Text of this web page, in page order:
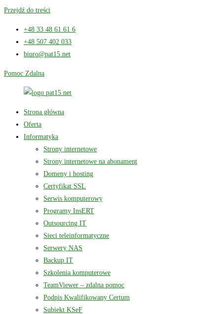
Przejdź do treści
+48 33 48 61 61 6
+48 507 402 033
biuro@pat15.net
Pomoc Zdalna
Strona główna
Oferta
Informatyka
Strony internetowe
Strony internetowe na abonament
Domeny i hosting
Certyfikat SSL
Serwis komputerowy
Programy InsERT
Outsourcing IT
Sieci teleinformatyczne
Serwery NAS
Backup IT
Szkolenia komputerowe
TeamViewer – zdalna pomoc
Podpis Kwalifikowany Certum
Subiekt KSeF